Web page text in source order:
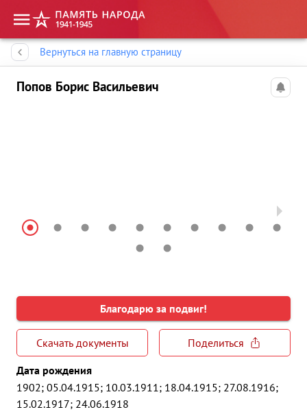
Вернуться на главную страницу
Попов Борис Васильевич
Благодарю за подвиг!
Скачать документы
Поделиться
Дата рождения
1902; 05.04.1915; 10.03.1911; 18.04.1915; 27.08.1916;
15.02.1917; 24.06.1918
Память народа